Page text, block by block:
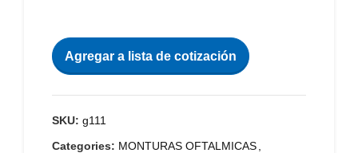
Agregar a lista de cotización
SKU: g111
Categories: MONTURAS OFTALMICAS